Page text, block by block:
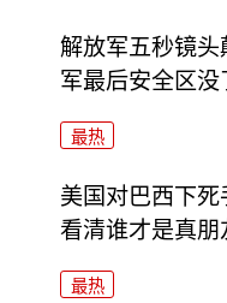
解放军五秒镜
军最后安全区没
最热
美国对巴西下
看清谁才是真朋
最热